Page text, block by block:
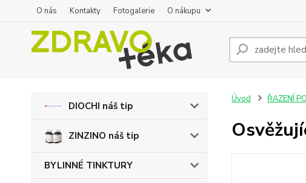
O nás Kontakty Fotogalerie O nákupu
DIOCHI náš tip
ZINZINO náš tip
BYLINNÉ TINKTURY
Úvod ŘAZENÍ